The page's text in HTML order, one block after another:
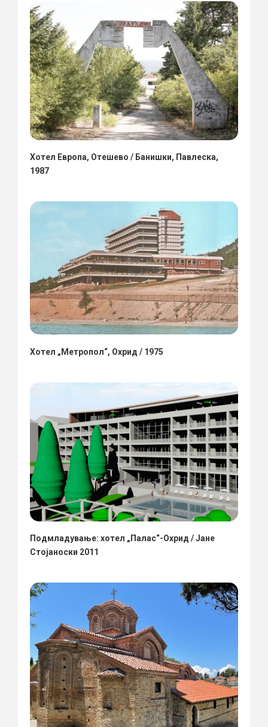
Хотел Европа, Отешево / Банишки, Павлеска,
1987
Хотел „Метропол“, Охрид / 1975
Подмладување: хотел „Палас“-Охрид / Јане
Стојаноски 2011